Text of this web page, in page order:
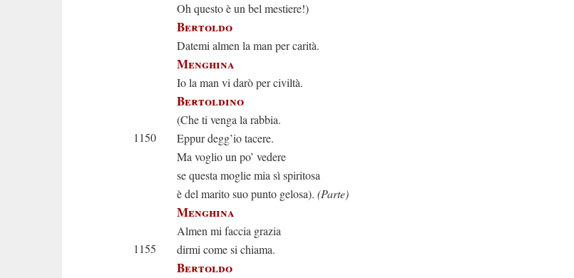
Oh questo è un bel mestiere!)
Bertoldo
Datemi almen la man per carità.
Menghina
Io la man vi darò per civiltà.
Bertoldino
(Che ti venga la rabbia.
1150
Eppur degg’io tacere.
Ma voglio un po’ vedere
se questa moglie mia sì spiritosa
è del marito suo punto gelosa). (Parte)
Menghina
Almen mi faccia grazia
1155
dirmi come si chiama.
Bertoldo